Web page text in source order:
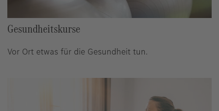
Gesundheitskurse
Vor Ort etwas für die Gesundheit tun.